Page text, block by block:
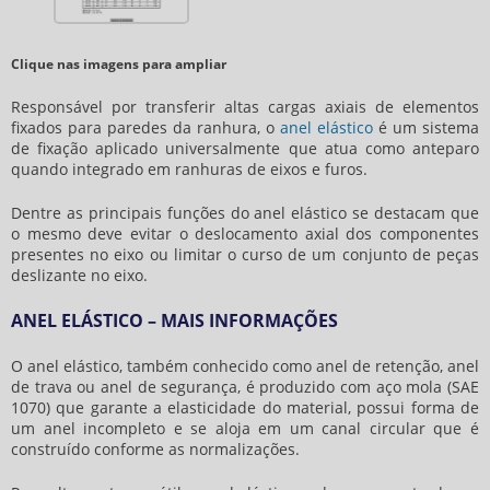
Clique nas imagens para ampliar
Responsável por transferir altas cargas axiais de elementos
fixados para paredes da ranhura, o anel elástico é um sistema
de fixação aplicado universalmente que atua como anteparo
quando integrado em ranhuras de eixos e furos.
Dentre as principais funções doanel elástico se destacam que
o mesmo deve evitar o deslocamento axial dos componentes
presentes no eixo ou limitar o curso de um conjunto de peças
deslizante no eixo.
ANEL ELÁSTICO – MAIS INFORMAÇÕES
O anel elástico, também conhecido como anel de retenção, anel
de trava ou anel de segurança, é produzido com aço mola (SAE
1070) que garante a elasticidade do material, possui forma de
um anel incompleto e se aloja em um canal circular que é
construído conforme as normalizações.